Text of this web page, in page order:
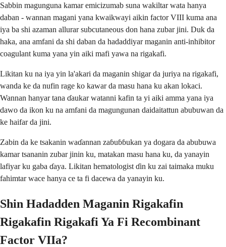
Sabbin magunguna kamar emicizumab suna wakiltar wata hanya
daban - wannan magani yana kwaikwayi aikin factor VIII kuma ana
iya ba shi azaman allurar subcutaneous don hana zubar jini. Duk da
haka, ana amfani da shi daban da hadaddiyar maganin anti-inhibitor
coagulant kuma yana yin aiki mafi yawa na rigakafi.
Likitan ku na iya yin la'akari da maganin shigar da juriya na rigakafi,
wanda ke da nufin rage ko kawar da masu hana ku akan lokaci.
Wannan hanyar tana ɗaukar watanni kafin ta yi aiki amma yana iya
dawo da ikon ku na amfani da magungunan daidaitattun abubuwan da
ke haifar da jini.
Zabin da ke tsakanin waɗannan zaɓuɓɓukan ya dogara da abubuwa
kamar tsananin zubar jinin ku, matakan masu hana ku, da yanayin
lafiyar ku gaba ɗaya. Likitan hematologist ɗin ku zai taimaka muku
fahimtar wace hanya ce ta fi dacewa da yanayin ku.
Shin Hadadden Maganin Rigakafin
Rigakafin Rigakafi Ya Fi Recombinant
Factor VIIa?